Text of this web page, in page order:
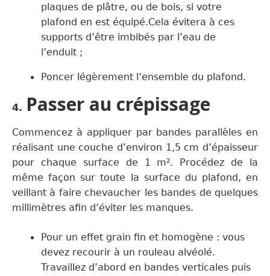
plaques de plâtre, ou de bois, si votre
plafond en est équipé.Cela évitera à ces
supports d’être imbibés par l’eau de
l’enduit ;
Poncer légèrement l’ensemble du plafond.
4. Passer au crépissage
Commencez à appliquer par bandes parallèles en
réalisant une couche d’environ 1,5 cm d’épaisseur
pour chaque surface de 1 m². Procédez de la
même façonsur toute la surface du plafond, en
veillant à faire chevaucher les bandes de quelques
millimètres afin d’éviter les manques.
Pour un effet grain fin et homogène : vous
devez recourir à un rouleau alvéolé.
Travaillez d’abord en bandes verticales puis